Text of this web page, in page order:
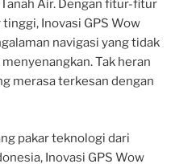
Air. Dengan fitur-fitur
Inovasi GPS Wow
navigasi yang tidak
Tak heran
merasa terkesan dengan
pakar teknologi dari
Inovasi GPS Wow